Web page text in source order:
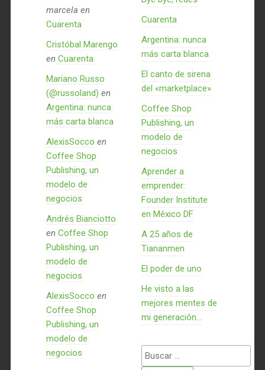
marcela en
Cuarenta
Cristóbal Marengo
en Cuarenta
Mariano Russo
(@russoland) en
Argentina: nunca
más carta blanca
AlexisSocco en
Coffee Shop
Publishing, un
modelo de
negocios
Andrés Bianciotto
en Coffee Shop
Publishing, un
modelo de
negocios
AlexisSocco en
Coffee Shop
Publishing, un
modelo de
negocios
Cuarenta
Argentina: nunca
más carta blanca
El canto de sirena
del «marketplace»
Coffee Shop
Publishing, un
modelo de
negocios
Aprender a
emprender:
Founder Institute
en México DF
A 25 años de
Tiananmen
El poder de uno
He visto a las
mejores mentes de
mi generación…
Buscar: